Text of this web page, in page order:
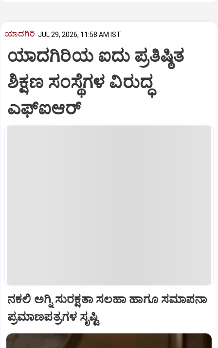
ಯಾದಗಿರಿ JUL 29, 2026, 11:58 AM IST
ಯಾದಗಿರಿಯ ಐದು ಪ್ರತಿಷ್ಠಿತ
ಶಿಕ್ಷಣ ಸಂಸ್ಥೆಗಳ ವಿರುದ್ಧ
ಎಫ್ಐಆರ್
ನಕಲಿ ಅಗ್ನಿ ಸುರಕ್ಷತಾ ಸಲಹಾ ಹಾಗೂ ಸಮಾಪನಾ
ಪ್ರಮಾಣಪತ್ರಗಳ ಸೃಷ್ಟಿ